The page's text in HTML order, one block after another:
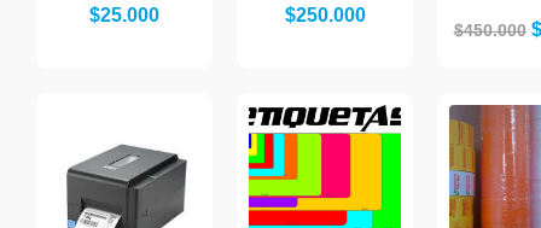
$25.000 $250.000
$450.000 $